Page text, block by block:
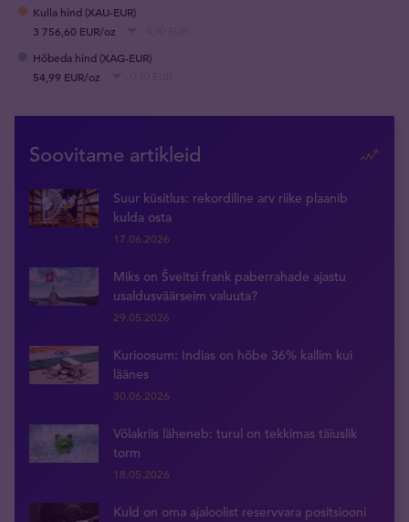
Kulla hind (XAU-EUR)
3 756,60 EUR/oz
Hõbeda hind (XAG-EUR)
54,99 EUR/oz
Soovitame artikleid
Suur küsitlus: rekordiline arv riike plaanib
kulda osta
17.06.2026
Miks on Šveitsi frank paberrahade ajastu
usaldusväärseim valuuta?
29.05.2026
Kurioosum: Indias on hõbe 36% kallim kui
läänes
30.06.2026
Võlakriis läheneb: turul on tekkimas täiuslik
torm
18.05.2026
Kuld on oma ajaloolist reservvara positsiooni